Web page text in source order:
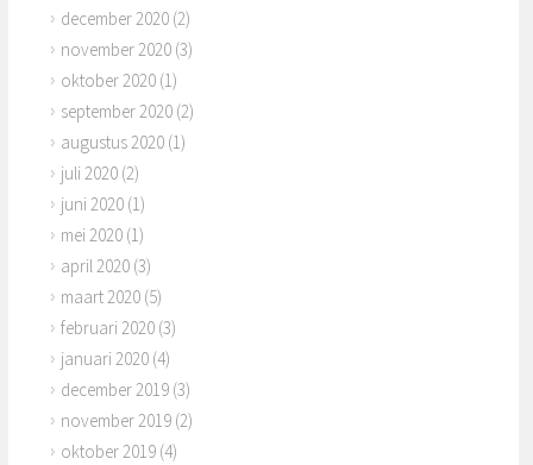
december 2020 (2)
november 2020 (3)
oktober 2020 (1)
september 2020 (2)
augustus 2020 (1)
juli 2020 (2)
juni 2020 (1)
mei 2020 (1)
april 2020 (3)
maart 2020 (5)
februari 2020 (3)
januari 2020 (4)
december 2019 (3)
november 2019 (2)
oktober 2019 (4)